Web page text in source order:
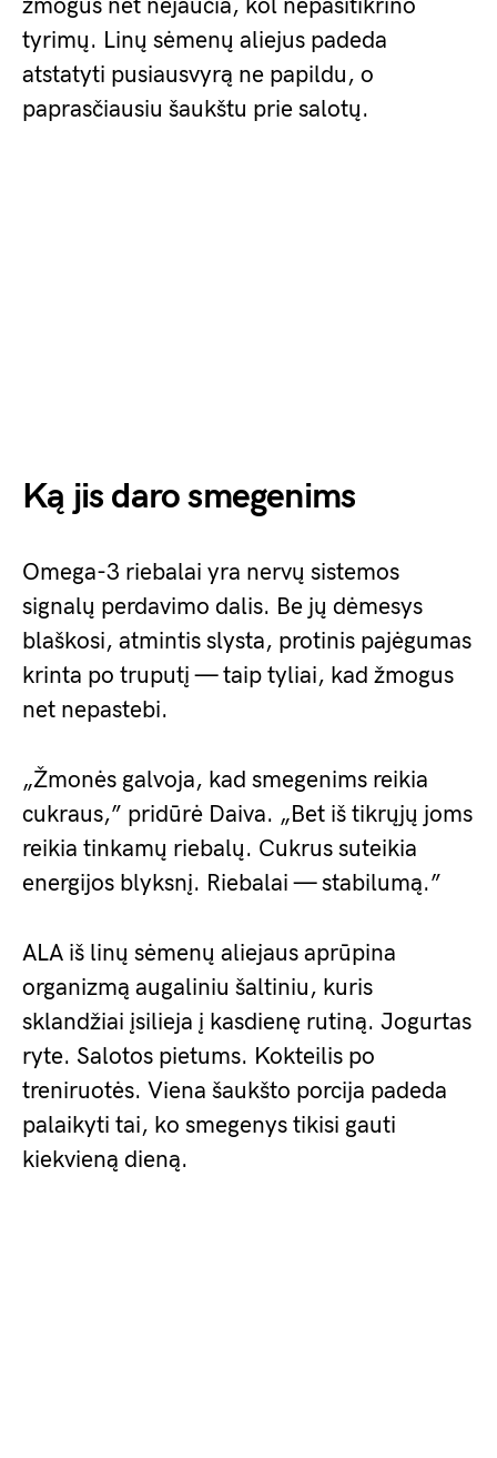
žmogus net nejaučia, kol nepasitikrino
tyrimų. Linų sėmenų aliejus padeda
atstatyti pusiausvyrą ne papildu, o
paprasčiausiu šaukštu prie salotų.
Ką jis daro smegenims
Omega-3 riebalai yra nervų sistemos
signalų perdavimo dalis. Be jų dėmesys
blaškosi, atmintis slysta, protinis pajėgumas
krinta po truputį — taip tyliai, kad žmogus
net nepastebi.
„Žmonės galvoja, kad smegenims reikia
cukraus,” pridūrė Daiva. „Bet iš tikrųjų joms
reikia tinkamų riebalų. Cukrus suteikia
energijos blyksnį. Riebalai — stabilumą.”
ALA iš linų sėmenų aliejaus aprūpina
organizmą augaliniu šaltiniu, kuris
sklandžiai įsilieja į kasdienę rutiną. Jogurtas
ryte. Salotos pietums. Kokteilis po
treniruotės. Viena šaukšto porcija padeda
palaikyti tai, ko smegenys tikisi gauti
kiekvieną dieną.